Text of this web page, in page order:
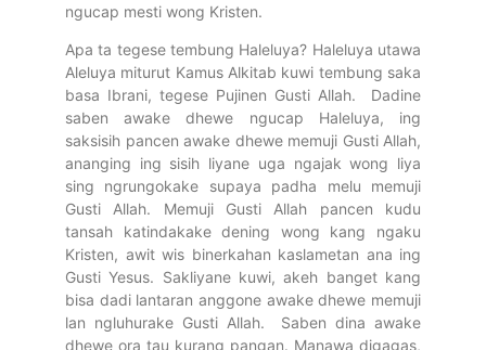
ngucap mesti wong Kristen.
Apa ta tegese tembung Haleluya? Haleluya utawa
Aleluya miturut Kamus Alkitab kuwi tembung saka
basa Ibrani, tegese Pujinen Gusti Allah. Dadine
saben awake dhewe ngucap Haleluya, ing
saksisih pancen awake dhewe memuji Gusti Allah,
ananging ing sisih liyane uga ngajak wong liya
sing ngrungokake supaya padha melu memuji
Gusti Allah. Memuji Gusti Allah pancen kudu
tansah katindakake dening wong kang ngaku
Kristen, awit wis binerkahan kaslametan ana ing
Gusti Yesus. Sakliyane kuwi, akeh banget kang
bisa dadi lantaran anggone awake dhewe memuji
lan ngluhurake Gusti Allah. Saben dina awake
dhewe ora tau kurang pangan. Manawa digagas,